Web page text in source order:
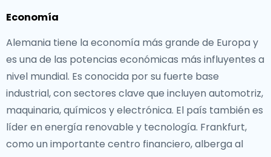
Economía
Alemania tiene la economía más grande de Europa y
es una de las potencias económicas más influyentes a
nivel mundial. Es conocida por su fuerte base
industrial, con sectores clave que incluyen automotriz,
maquinaria, químicos y electrónica. El país también es
líder en energía renovable y tecnología. Frankfurt,
como un importante centro financiero, alberga al